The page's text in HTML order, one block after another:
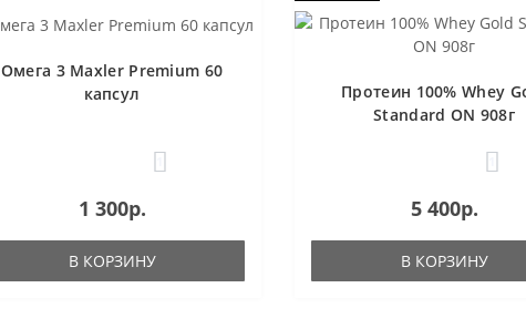
Омега 3 Maxler Premium 60
капсул
1 300р.
В КОРЗИНУ
Протеин 100% Whey
Standard ON 908г
5 400р.
В КОРЗИНУ